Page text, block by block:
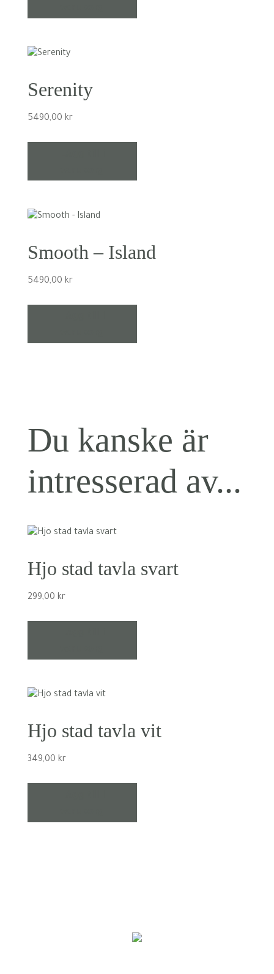
Serenity
5490,00 kr
Smooth – Island
5490,00 kr
Du kanske är
intresserad av...
Hjo stad tavla svart
299,00 kr
Hjo stad tavla vit
349,00 kr